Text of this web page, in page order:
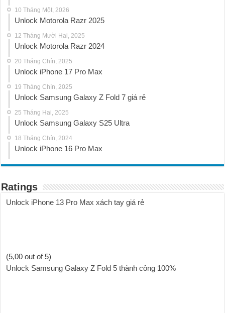
10 Tháng Một, 2026
Unlock Motorola Razr 2025
12 Tháng Mười Hai, 2025
Unlock Motorola Razr 2024
20 Tháng Chín, 2025
Unlock iPhone 17 Pro Max
19 Tháng Chín, 2025
Unlock Samsung Galaxy Z Fold 7 giá rẻ
25 Tháng Hai, 2025
Unlock Samsung Galaxy S25 Ultra
18 Tháng Chín, 2024
Unlock iPhone 16 Pro Max
Ratings
Unlock iPhone 13 Pro Max xách tay giá rẻ
(5,00 out of 5)
Unlock Samsung Galaxy Z Fold 5 thành công 100%